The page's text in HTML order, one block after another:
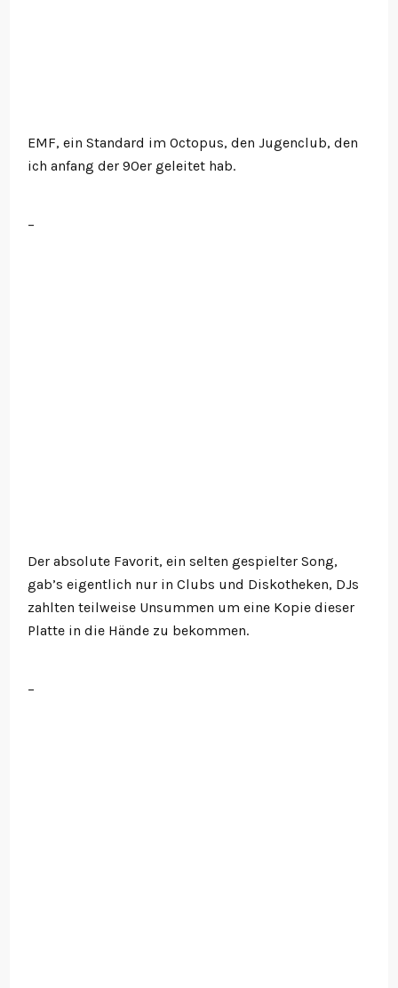
EMF, ein Standard im Octopus, den Jugenclub, den
ich anfang der 90er geleitet hab.
–
Der absolute Favorit, ein selten gespielter Song,
gab’s eigentlich nur in Clubs und Diskotheken, DJs
zahlten teilweise Unsummen um eine Kopie dieser
Platte in die Hände zu bekommen.
–